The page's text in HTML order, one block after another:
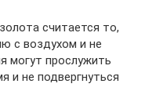
считается то,
с воздухом и не
могут прослужить
и не подвергнуться